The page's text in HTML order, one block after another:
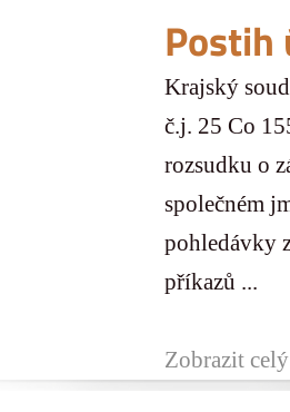
Postih
Krajský
č.j. 25 Co
rozsudku o
společném
pohledávky
příkazů ...
Zobrazit